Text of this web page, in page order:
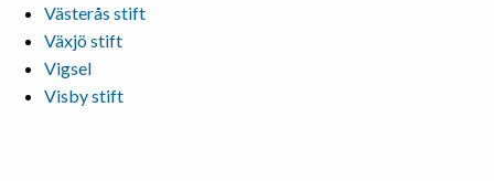
Västerås stift
Växjö stift
Vigsel
Visby stift